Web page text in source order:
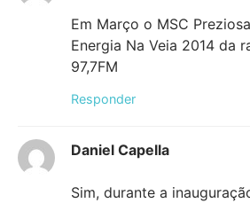
Em Março o MSC
Energia Na Veia 2014 da
97,7FM
Responder
Daniel Capella
Sim, durante a